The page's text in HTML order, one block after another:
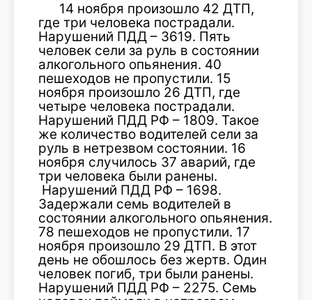
14 ноября произошло 42 ДТП,
где три человека пострадали.
Нарушений ПДД – 3619. Пять
человек сели за руль в состоянии
алкогольного опьянения. 40
пешеходов не пропустили. 15
ноября произошло 26 ДТП, где
четыре человека пострадали.
Нарушений ПДД РФ – 1809. Такое
же количество водителей сели за
руль в нетрезвом состоянии. 16
ноября случилось 37 аварий, где
три человека были ранены.
Нарушений ПДД РФ – 1698.
Задержали семь водителей в
состоянии алкогольного опьянения.
78 пешеходов не пропустили. 17
ноября произошло 29 ДТП. В этот
день не обошлось без жертв. Один
человек погиб, три были ранены.
Нарушений ПДД РФ – 2275. Семь